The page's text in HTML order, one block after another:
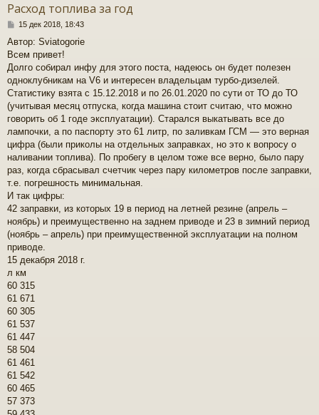
Расход топлива за год
С
о
б
щ
е
н
и
е
15 дек 2018, 18:43
Автор: Sviatogorie
Всем привет!
Долго собирал инфу для этого поста, надеюсь он будет полезен
одноклубникам на V6 и интересен владельцам турбо-дизелей.
Статистику взята с 15.12.2018 и по 26.01.2020 по сути от ТО до ТО
(учитывая месяц отпуска, когда машина стоит считаю, что можно
говорить об 1 годе эксплуатации). Старался выкатывать все до
лампочки, а по паспорту это 61 литр, по заливкам ГСМ — это верная
цифра (были приколы на отдельных заправках, но это к вопросу о
наливании топлива). По пробегу в целом тоже все верно, было пару
раз, когда сбрасывал счетчик через пару километров после заправки,
т.е. погрешность минимальная.
И так цифры:
42 заправки, из которых 19 в период на летней резине (апрель –
ноябрь) и преимущественно на заднем приводе и 23 в зимний период
(ноябрь – апрель) при преимущественной эксплуатации на полном
приводе.
15 декабря 2018 г.
л км
60 315
61 671
60 305
61 537
61 447
58 504
61 461
61 542
60 465
57 373